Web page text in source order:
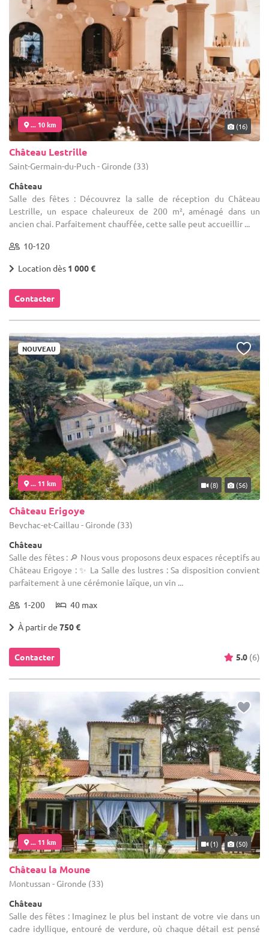
... 10 km (16)
Château Lestrille
Saint-Germain-du-Puch - Gironde (33)
Château
Salle des fêtes : Découvrez la salle de réception du Château
Lestrille, un espace chaleureux de 200 m², aménagé dans un
ancien chai. Parfaitement chauffée, cette salle peut accueillir ...
10-120
Location dès 1 000 €
Contacter
NOUVEAU
... 11 km (8) (56)
Château Erigoye
Beychac-et-Caillau - Gironde (33)
Château
Salle des fêtes : 🔎 Nous vous proposons deux espaces réceptifs au
Château Erigoye : ✨ La Salle des lustres : Sa disposition convient
parfaitement à une cérémonie laïque, un vin ...
1-200 40 max
À partir de 750 €
Contacter 5.0 (6)
... 11 km (1) (50)
Château la Moune
Montussan - Gironde (33)
Château
Salle des fêtes : Imaginez le plus bel instant de votre vie dans un
cadre idyllique, entouré de verdure, où chaque détail est pensé